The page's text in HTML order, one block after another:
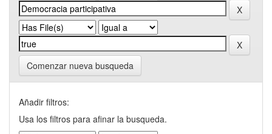
Comenzar nueva busqueda
Añadir filtros:
Usa los filtros para afinar la busqueda.